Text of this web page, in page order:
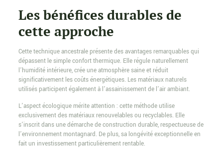
Les bénéfices durables de
cette approche
Cette technique ancestrale présente des avantages remarquables qui
dépassent le simple confort thermique. Elle régule naturellement
l’humidité intérieure, crée une atmosphère saine et réduit
significativement les coûts énergétiques. Les matériaux naturels
utilisés participent également à l’assainissement de l’air ambiant.
L’aspect écologique mérite attention : cette méthode utilise
exclusivement des matériaux renouvelables ou recyclables. Elle
s’inscrit dans une démarche de construction durable, respectueuse de
l’environnement montagnard. De plus, sa longévité exceptionnelle en
fait un investissement particulièrement rentable.